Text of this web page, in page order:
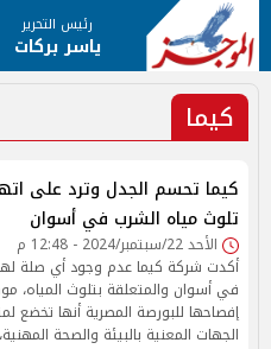
رئيس التحرير
ياسر بركات
كيما
كيما تحسم الجدل وترد على
تلوث مياه الشرب في أسوان
الأحد 22/سبتمبر/2024 - 12:48 م
أكدت شركة كيما عدم وجود أي صلة لها
في أسوان والمتعلقة بتلوث المياه،
إفصاحها للبورصة المصرية أنها تخضع
الجهات المعنية بالبيئة والصحة المهنية،